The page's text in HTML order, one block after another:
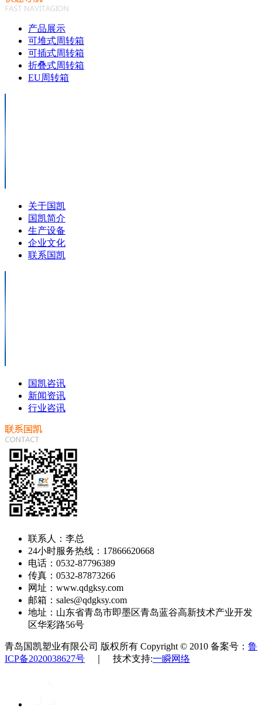
产品展示
可堆式周转箱
可插式周转箱
折叠式周转箱
EU周转箱
关于国凯
国凯简介
生产设备
企业文化
联系国凯
国凯咨讯
新闻资讯
行业咨讯
联系人：李总
24小时服务热线：17866620668
电话：0532-87796389
传真：0532-87873266
网址：www.qdgksy.com
邮箱：sales@qdgksy.com
地址：山东省青岛市即墨区青岛蓝谷高新技术产业开发
区华彩路56号
青岛国凯塑业有限公司 版权所有 Copyright © 2010 备案号： 鲁
ICP备2020038627号 ｜ 技术支持:一瞬网络